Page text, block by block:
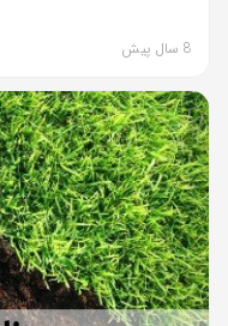
8 سال پیش